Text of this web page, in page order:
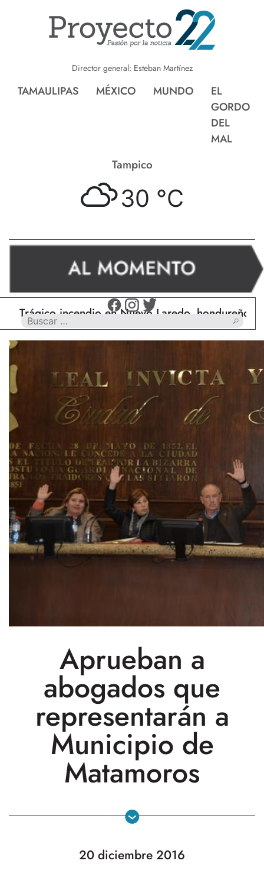
Director general: Esteban Martínez
TAMAULIPAS MÉXICO MUNDO
EL
GORDO
DEL
MAL
Tampico
30 °C
incendio en Nuevo Laredo, hondureño muere
Aprueban a
abogados que
representarán a
Municipio de
Matamoros
20 diciembre 2016